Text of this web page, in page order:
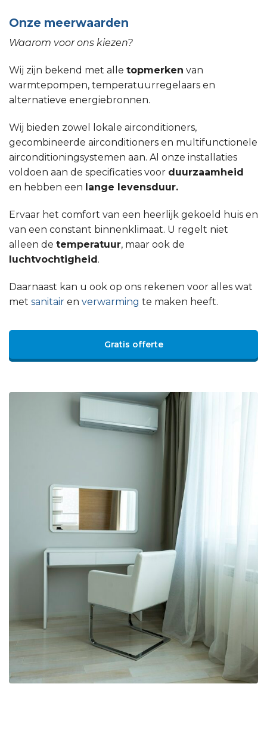
Onze meerwaarden
Waarom voor ons kiezen?
Wij zijn bekend met alle topmerken van
warmtepompen, temperatuurregelaars en
alternatieve energiebronnen.
Wij bieden zowel lokale airconditioners,
gecombineerde airconditioners en multifunctionele
airconditioningsystemen aan. Al onze installaties
voldoen aan de specificaties voor duurzaamheid
en hebben een lange levensduur.
Ervaar het comfort van een heerlijk gekoeld huis en
van een constant binnenklimaat. U regelt niet
alleen de temperatuur, maar ook de
luchtvochtigheid.
Daarnaast kan u ook op ons rekenen voor alles wat
met sanitair en verwarming te maken heeft.
Gratis offerte